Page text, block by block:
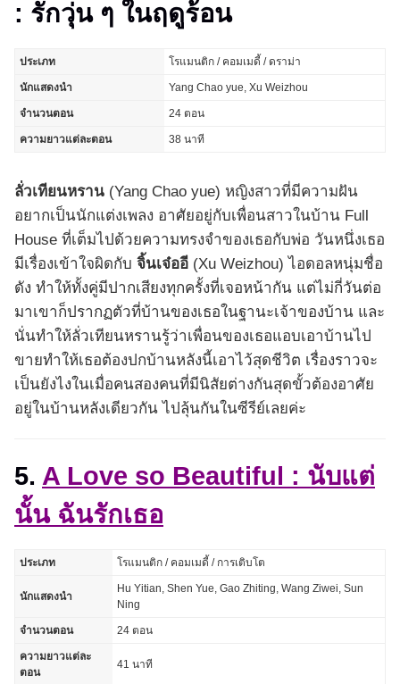
: รักวุ่น ๆ ในฤดูร้อน
ประเภท โรแมนติก / คอมเมดี้ / ดราม่า
นักแสดงนำ Yang Chao yue, Xu Weizhou
จำนวนตอน 24 ตอน
ความยาวแต่ละตอน 38 นาที
ลั่วเทียนหราน (Yang Chao yue) หญิงสาวที่มีความฝัน
อยากเป็นนักแต่งเพลง อาศัยอยู่กับเพื่อนสาวในบ้าน Full
House ที่เต็มไปด้วยความทรงจำของเธอกับพ่อ วันหนึ่งเธอ
มีเรื่องเข้าใจผิดกับ จิ้นเจ๋ออี (Xu Weizhou) ไอดอลหนุ่มชื่อ
ดัง ทำให้ทั้งคู่มีปากเสียงทุกครั้งที่เจอหน้ากัน แต่ไม่กี่วันต่อ
มาเขาก็ปรากฏตัวที่บ้านของเธอในฐานะเจ้าของบ้าน และ
นั่นทำให้ลั่วเทียนหรานรู้ว่าเพื่อนของเธอแอบเอาบ้านไป
ขายทำให้เธอต้องปกบ้านหลังนี้เอาไว้สุดชีวิต เรื่องราวจะ
เป็นยังไงในเมื่อคนสองคนที่มีนิสัยต่างกันสุดขั้วต้องอาศัย
อยู่ในบ้านหลังเดียวกัน ไปลุ้นกันในซีรีย์เลยค่ะ
5. A Love so Beautiful : นับแต่
นั้น ฉันรักเธอ
ประเภท โรแมนติก / คอมเมดี้ / การเติบโต
นักแสดงนำ
Hu Yitian, Shen Yue, Gao Zhiting, Wang Ziwei, Sun
Ning
จำนวนตอน 24 ตอน
ความยาวแต่ละ
ตอน
41 นาที